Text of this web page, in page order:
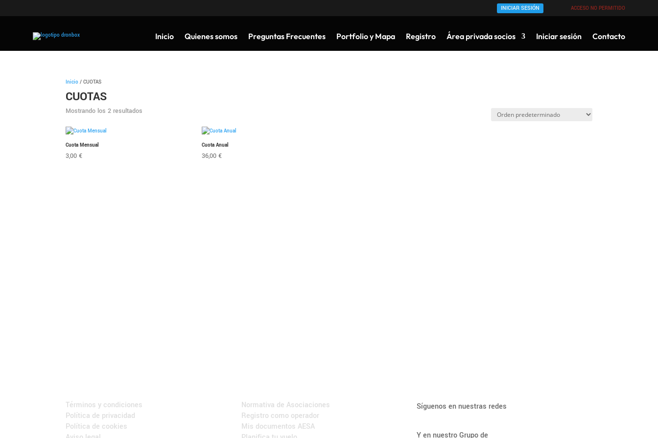
INICIAR SESIÓN ACCESO NO PERMITIDO
Inicio Quienes somos Preguntas Frecuentes Portfolio y Mapa Registro Área privada socios Iniciar sesión Contacto
Inicio / CUOTAS
CUOTAS
Mostrando los 2 resultados
Cuota Mensual
3,00€
Cuota Anual
36,00€
Términos y condiciones
Política de privacidad
Política de cookies
Normativa de Asociaciones
Registro como operador
Mis documentos AESA
Síguenos en nuestras redes
Y en nuestro Grupo de